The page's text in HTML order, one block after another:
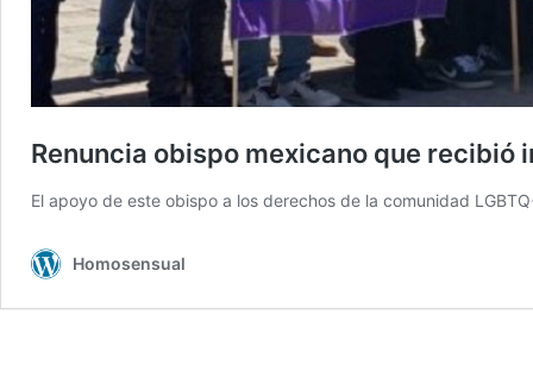
Renuncia obispo mexicano que recibió
El apoyo de este obispo a los derechos de la comunidad
Homosensual